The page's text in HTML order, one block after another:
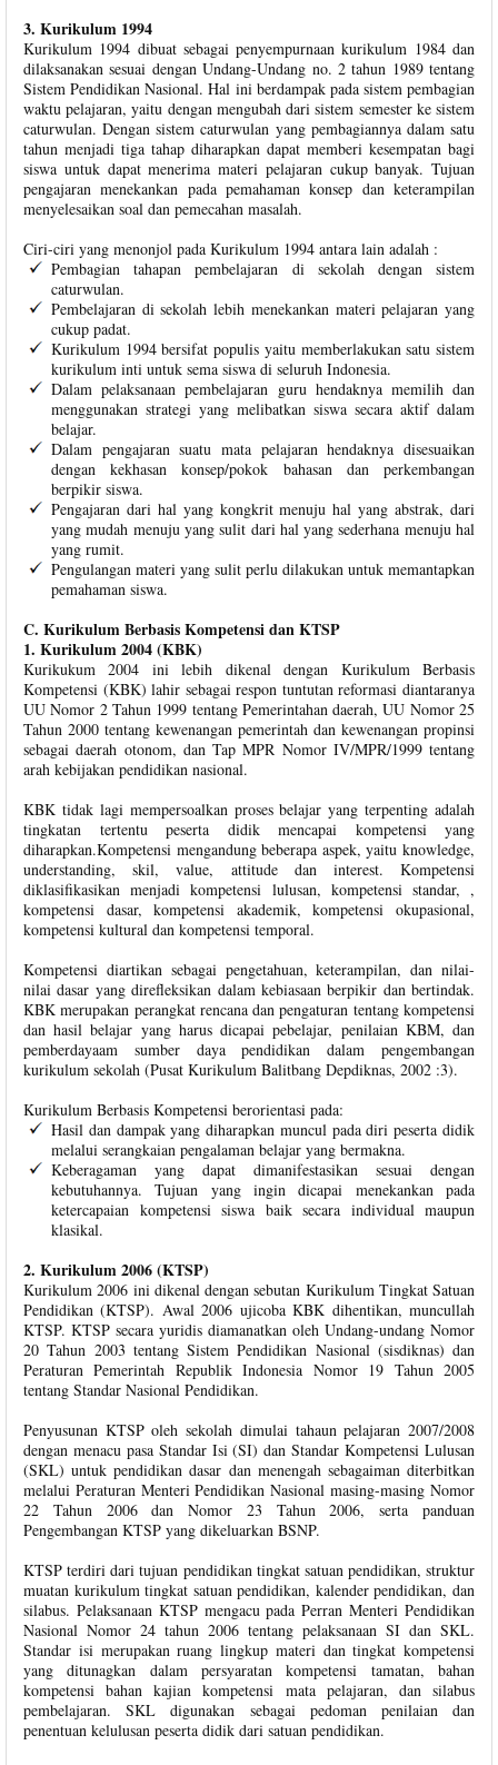
3. Kurikulum 1994
Kurikulum 1994 dibuat sebagai penyempurnaan kurikulum 1984 dan
dilaksanakan sesuai dengan Undang-Undang no. 2 tahun 1989 tentang
Sistem Pendidikan Nasional. Hal ini berdampak pada sistem pembagian
waktu pelajaran, yaitu dengan mengubah dari sistem semester ke sistem
caturwulan. Dengan sistem caturwulan yang pembagiannya dalam satu
tahun menjadi tiga tahap diharapkan dapat memberi kesempatan bagi
siswa untuk dapat menerima materi pelajaran cukup banyak. Tujuan
pengajaran menekankan pada pemahaman konsep dan keterampilan
menyelesaikan soal dan pemecahan masalah.
Ciri-ciri yang menonjol pada Kurikulum 1994 antara lain adalah :
Pembagian tahapan pembelajaran di sekolah dengan sistem
caturwulan.
Pembelajaran di sekolah lebih menekankan materi pelajaran yang
cukup padat.
Kurikulum 1994 bersifat populis yaitu memberlakukan satu sistem
kurikulum inti untuk sema siswa di seluruh Indonesia.
Dalam pelaksanaan pembelajaran guru hendaknya memilih dan
menggunakan strategi yang melibatkan siswa secara aktif dalam
belajar.
Dalam pengajaran suatu mata pelajaran hendaknya disesuaikan
dengan kekhasan konsep/pokok bahasan dan perkembangan
berpikir siswa.
Pengajaran dari hal yang kongkrit menuju hal yang abstrak, dari
yang mudah menuju yang sulit dari hal yang sederhana menuju hal
yang rumit.
Pengulangan materi yang sulit perlu dilakukan untuk memantapkan
pemahaman siswa.
C. Kurikulum Berbasis Kompetensi dan KTSP
1. Kurikulum 2004 (KBK)
Kurikukum 2004 ini lebih dikenal dengan Kurikulum Berbasis
Kompetensi (KBK) lahir sebagai respon tuntutan reformasi diantaranya
UU Nomor 2 Tahun 1999 tentang Pemerintahan daerah, UU Nomor 25
Tahun 2000 tentang kewenangan pemerintah dan kewenangan propinsi
sebagai daerah otonom, dan Tap MPR Nomor IV/MPR/1999 tentang
arah kebijakan pendidikan nasional.
KBK tidak lagi mempersoalkan proses belajar yang terpenting adalah
tingkatan tertentu peserta didik mencapai kompetensi yang
diharapkan.Kompetensi mengandung beberapa aspek, yaitu knowledge,
understanding, skil, value, attitude dan interest. Kompetensi
diklasifikasikan menjadi kompetensi lulusan, kompetensi standar, ,
kompetensi dasar, kompetensi akademik, kompetensi okupasional,
kompetensi kultural dan kompetensi temporal.
Kompetensi diartikan sebagai pengetahuan, keterampilan, dan nilai-
nilai dasar yang direfleksikan dalam kebiasaan berpikir dan bertindak.
KBK merupakan perangkat rencana dan pengaturan tentang kompetensi
dan hasil belajar yang harus dicapai pebelajar, penilaian KBM, dan
pemberdayaam sumber daya pendidikan dalam pengembangan
kurikulum sekolah (Pusat Kurikulum Balitbang Depdiknas, 2002 :3).
Kurikulum Berbasis Kompetensi berorientasi pada:
Hasil dan dampak yang diharapkan muncul pada diri peserta didik
melalui serangkaian pengalaman belajar yang bermakna.
Keberagaman yang dapat dimanifestasikan sesuai dengan
kebutuhannya. Tujuan yang ingin dicapai menekankan pada
ketercapaian kompetensi siswa baik secara individual maupun
klasikal.
2. Kurikulum 2006 (KTSP)
Kurikulum 2006 ini dikenal dengan sebutan Kurikulum Tingkat Satuan
Pendidikan (KTSP). Awal 2006 ujicoba KBK dihentikan, muncullah
KTSP. KTSP secara yuridis diamanatkan oleh Undang-undang Nomor
20 Tahun 2003 tentang Sistem Pendidikan Nasional (sisdiknas) dan
Peraturan Pemerintah Republik Indonesia Nomor 19 Tahun 2005
tentang Standar Nasional Pendidikan.
Penyusunan KTSP oleh sekolah dimulai tahaun pelajaran 2007/2008
dengan menacu pasa Standar Isi (SI) dan Standar Kompetensi Lulusan
(SKL) untuk pendidikan dasar dan menengah sebagaiman diterbitkan
melalui Peraturan Menteri Pendidikan Nasional masing-masing Nomor
22 Tahun 2006 dan Nomor 23 Tahun 2006, serta panduan
Pengembangan KTSP yang dikeluarkan BSNP.
KTSP terdiri dari tujuan pendidikan tingkat satuan pendidikan, struktur
muatan kurikulum tingkat satuan pendidikan, kalender pendidikan, dan
silabus. Pelaksanaan KTSP mengacu pada Perran Menteri Pendidikan
Nasional Nomor 24 tahun 2006 tentang pelaksanaan SI dan SKL.
Standar isi merupakan ruang lingkup materi dan tingkat kompetensi
yang ditunagkan dalam persyaratan kompetensi tamatan, bahan
kompetensi bahan kajian kompetensi mata pelajaran, dan silabus
pembelajaran. SKL digunakan sebagai pedoman penilaian dan
penentuan kelulusan peserta didik dari satuan pendidikan.